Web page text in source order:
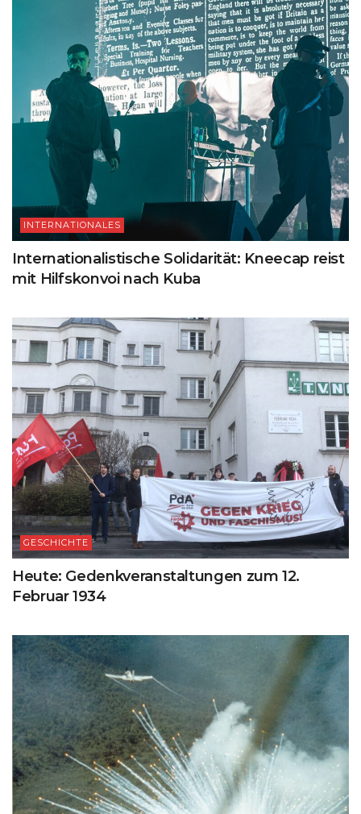
INTERNATIONALES
Internationalistische Solidarität: Kneecap reist
mit Hilfskonvoi nach Kuba
GESCHICHTE
Heute: Gedenkveranstaltungen zum 12.
Februar 1934